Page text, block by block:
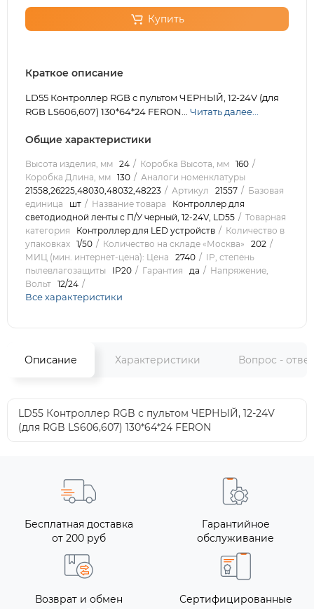
Купить
Краткое описание
LD55 Контроллер RGB с пультом ЧЕРНЫЙ, 12-24V (для
RGB LS606,607) 130*64*24 FERON... Читать далее...
Общие характеристики
Высота изделия, мм 24 Коробка Высота, мм 160
Коробка Длина, мм 130
Аналоги номенклатуры
21558,26225,48030,48032,48223
Артикул 21557
Базовая
единица
шт Название товара
Контроллер для
светодиодной ленты с П/У черный, 12-24V, LD55
Товарная
категория
Контроллер для LED устройств
Количество в
упаковках 1/50 Количество на складе «Москва»
202
МИЦ (мин. интернет-цена): Цена
2740
IP, степень
пылевлагозащиты
IP20 Гарантия да
Напряжение,
Вольт 12/24
Все характеристики
Описание Характеристики Вопрос -
LD55 Контроллер RGB с пультом ЧЕРНЫЙ, 12-24V
(для RGB LS606,607) 130*64*24 FERON
Бесплатная доставка
от 200 руб
Гарантийное
обслуживание
Возврат и обмен
Сертифицированные